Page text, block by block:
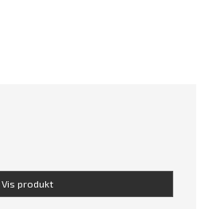
Vis produkt